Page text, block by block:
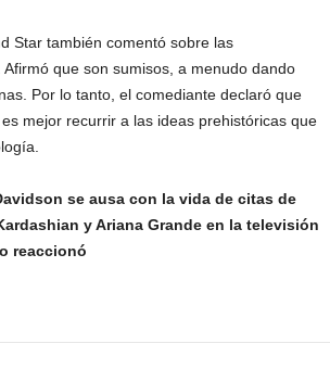
Star también comentó sobre las
que son sumisos, a menudo dando
Por lo tanto, el comediante declaró que
mejor recurrir a las ideas prehistóricas que
se ausa con la vida de citas de
y Ariana Grande en la televisión
reaccionó